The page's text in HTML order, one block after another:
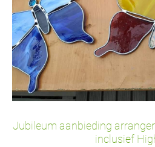
Jubileum aanbieding
inclusief